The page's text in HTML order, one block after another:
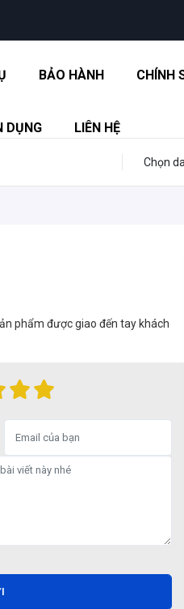
BẢO HÀNH CHÍNH
DỤNG LIÊN HỆ
phẩm được giao đến tay khách